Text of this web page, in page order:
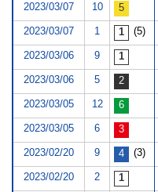
2023/03/07 10
2023/03/07 1 (5)
2023/03/06 9
2023/03/06 5
2023/03/05 12
2023/03/05 6
2023/02/20 9 (3)
2023/02/20 2